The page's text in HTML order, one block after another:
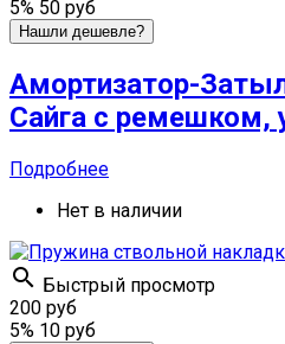
5% 50 руб
Нашли дешевле?
Амортизатор-
Сайга с ремешком,
Подробнее
Нет в наличии
 Быстрый просмотр
200 руб
5% 10 руб